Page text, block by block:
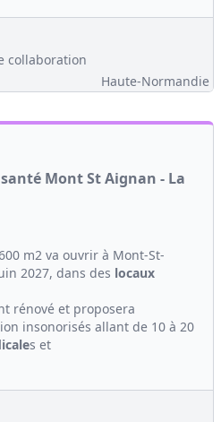
collaboration
Haute-Normandie
Mont St Aignan - La
m2 va ouvrir à Mont-St-
2027, dans des locaux
rénové et proposera
insonorisés allant de 10 à 20
s et